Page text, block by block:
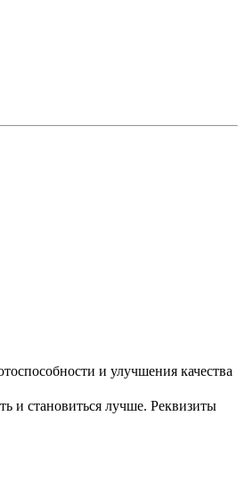
и улучшения качества
и становиться лучше. Реквизиты